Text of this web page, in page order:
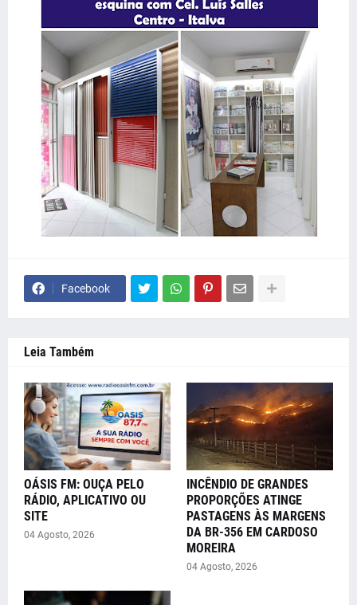
Facebook
Leia Também
OÁSIS FM: OUÇA PELO
RÁDIO, APLICATIVO OU
SITE
04 Agosto, 2026
INCÊNDIO DE GRANDES
PROPORÇÕES ATINGE
PASTAGENS ÀS MARGENS
DA BR-356 EM CARDOSO
MOREIRA
04 Agosto, 2026